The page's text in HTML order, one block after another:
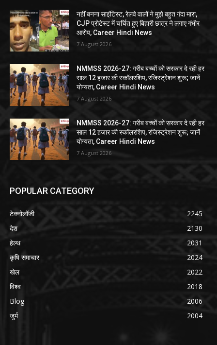
नहीं बनना साइंटिस्ट, रेलवे वालों ने मुझे बहुत गंदा मारा,
CJP प्रोटेस्ट में चर्चित हुए बिहारी छात्र ने लगाए गंभीर
आरोप, Career Hindi News
7 August 2026
NMMSS 2026-27: गरीब बच्चों को सरकार दे रही हर
साल 12 हजार की स्कॉलरशिप, रजिस्ट्रेशन शुरू; जानें
योग्यता, Career Hindi News
7 August 2026
NMMSS 2026-27: गरीब बच्चों को सरकार दे रही हर
साल 12 हजार की स्कॉलरशिप, रजिस्ट्रेशन शुरू; जानें
योग्यता, Career Hindi News
7 August 2026
POPULAR CATEGORY
टेक्नोलॉजी
2245
देश
2130
हेल्थ
2031
कृषि समाचार
2024
खेल
2022
विश्व
2018
Blog
2006
जुर्म
2004